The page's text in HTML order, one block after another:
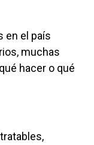
en el país
muchas
hacer o qué